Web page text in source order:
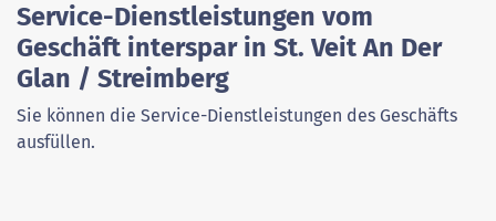
Service-Dienstleistungen vom
Geschäft interspar in St. Veit An Der
Glan / Streimberg
Sie können die Service-Dienstleistungen des Geschäfts
ausfüllen.